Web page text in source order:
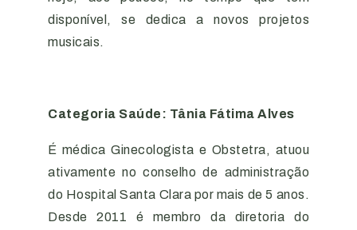
disponível, se dedica a novos projetos
musicais.
Categoria Saúde: Tânia Fátima Alves
É médica Ginecologista e Obstetra, atuou
ativamente no conselho de administração
do Hospital Santa Clara por mais de 5 anos.
Desde 2011 é membro da diretoria do